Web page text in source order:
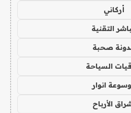
أركاني
التقنية
صحبة
السياحة
انوار
الأرباح